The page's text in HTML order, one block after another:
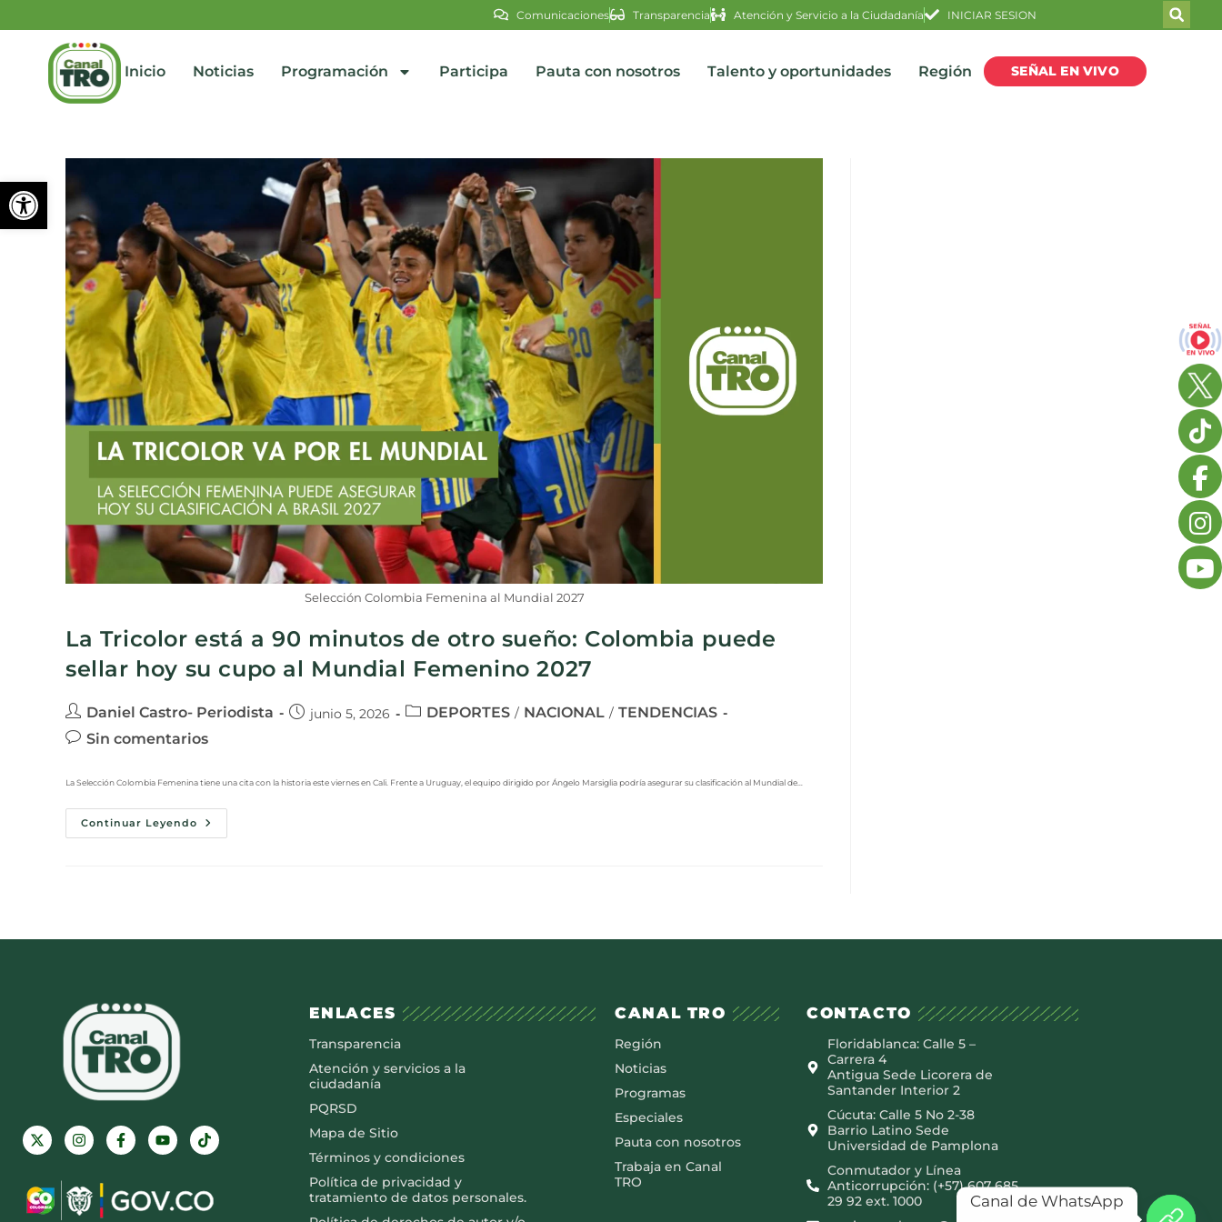
Abrir barra de herramientas
Comunicaciones Transparencia Atención y Servicio a la Ciudadanía INICIAR SESION
Inicio Noticias Programación Participa Pauta con nosotros Talento y oportunidades Región SEÑAL EN VIVO
Selección Colombia Femenina al Mundial 2027
La Tricolor está a 90 minutos de otro sueño: Colombia puede
sellar hoy su cupo al Mundial Femenino 2027
Daniel Castro- Periodista junio 5, 2026 DEPORTES / NACIONAL / TENDENCIAS
Sin comentarios
La Selección Colombia Femenina tiene una cita con la historia este viernes en Cali. Frente a Uruguay, el equipo dirigido por Ángelo Marsiglia podría asegurar su clasificación al Mundial de…
Continuar Leyendo
ENLACES
Transparencia
Atención y servicios a la
ciudadanía
PQRSD
Mapa de Sitio
Términos y condiciones
Política de privacidad y
tratamiento de datos personales.
CANAL TRO
Región
Noticias
Programas
Especiales
Pauta con nosotros
Trabaja en Canal
TRO
CONTACTO
Floridablanca: Calle 5 –
Carrera 4
Antigua Sede Licorera de
Santander Interior 2
Cúcuta: Calle 5 No 2-38
Barrio Latino Sede
Universidad de Pamplona
Conmutador y Línea
Anticorrupción: (+57) 607 685
29 92 ext. 1000
Canal de WhatsApp